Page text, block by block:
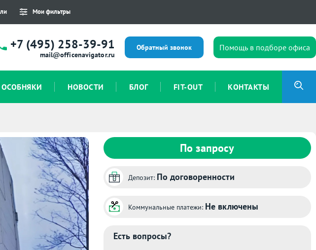
Мои фильтры
+7 (495) 258-39-91
mail@officenavigator.ru
Обратный звонок Помощь в подборе офиса
ОСОБНЯКИ НОВОСТИ БЛОГ FIT-OUT КОНТАКТЫ
По запросу
Депозит: По договоренности
Коммунальные платежи: Не включены
Есть вопросы?